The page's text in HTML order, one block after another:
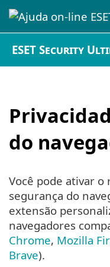
ESET Security
do
Você pode ativar o
segurança do
extensão
navegadores
Chrome, Mozilla
Brave).